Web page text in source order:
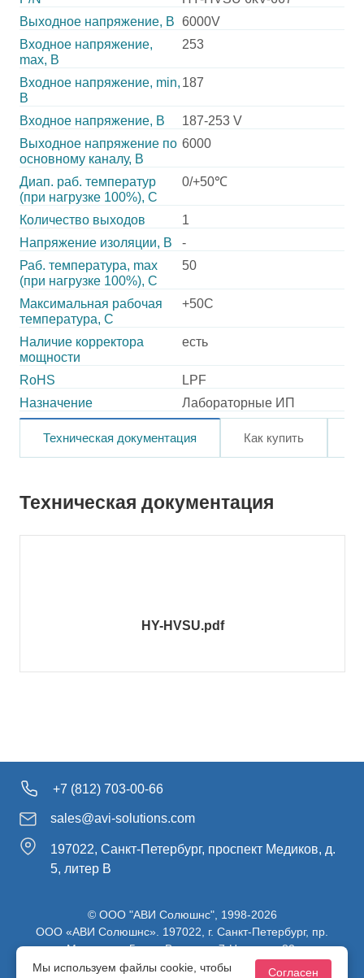
Выходное напряжение, В 6000V
Входное напряжение,
max, В
253
Входное напряжение, min,
В
187
Входное напряжение, В
187-253 V
Выходное напряжение по
основному каналу, В
6000
Диап. раб. температур
(при нагрузке 100%), C
0/+50℃
Количество выходов
1
Напряжение изоляции, В
-
Раб. температура, max
(при нагрузке 100%), C
50
Максимальная рабочая
температура, C
+50C
Наличие корректора
мощности
есть
RoHS
LPF
Назначение
Лабораторные ИП
Техническая документация Как купить
Техническая документация
HY-HVSU.pdf
+7 (812) 703-00-66
sales@avi-solutions.com
197022, Санкт-Петербург, проспект Медиков, д.
5, литер В
© ООО "АВИ Солюшнс", 1998-2026
ООО «АВИ Солюшнс». 197022, г. Санкт-Петербург, пр.
Медиков, д.5, лит. В, ч. пом. 7-Н, ч. ком. 82.
ИНН 7813470830 / КПП 781301001 / ОГРН 1107847137980
Мы используем файлы cookie, чтобы Согласен